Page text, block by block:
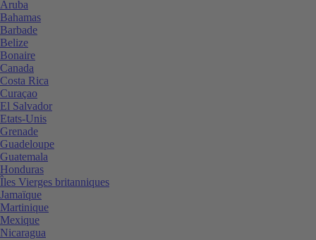
Aruba
Bahamas
Barbade
Belize
Bonaire
Canada
Costa Rica
Curaçao
El Salvador
Etats-Unis
Grenade
Guadeloupe
Guatemala
Honduras
Îles Vierges britanniques
Jamaïque
Martinique
Mexique
Nicaragua